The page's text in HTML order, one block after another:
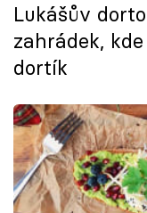
Lukášův
zahrádek,
dortík